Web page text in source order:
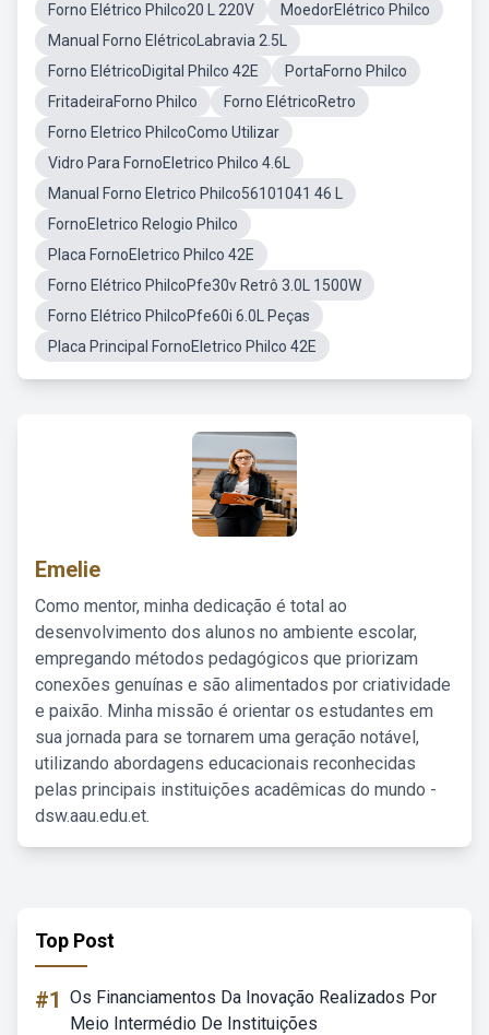
Forno Elétrico Philco20 L 220V
MoedorElétrico Philco
Manual Forno ElétricoLabravia 2.5L
Forno ElétricoDigital Philco 42E
PortaForno Philco
FritadeiraForno Philco
Forno ElétricoRetro
Forno Eletrico PhilcoComo Utilizar
Vidro Para FornoEletrico Philco 4.6L
Manual Forno Eletrico Philco56101041 46 L
FornoEletrico Relogio Philco
Placa FornoEletrico Philco 42E
Forno Elétrico PhilcoPfe30v Retrô 3.0L 1500W
Forno Elétrico PhilcoPfe60i 6.0L Peças
Placa Principal FornoEletrico Philco 42E
Emelie
Como mentor, minha dedicação é total ao
desenvolvimento dos alunos no ambiente escolar,
empregando métodos pedagógicos que priorizam
conexões genuínas e são alimentados por criatividade
e paixão. Minha missão é orientar os estudantes em
sua jornada para se tornarem uma geração notável,
utilizando abordagens educacionais reconhecidas
pelas principais instituições acadêmicas do mundo -
dsw.aau.edu.et.
Top Post
#1 Os Financiamentos Da Inovação Realizados Por
Meio Intermédio De Instituições